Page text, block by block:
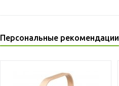
Персональные рекомендации